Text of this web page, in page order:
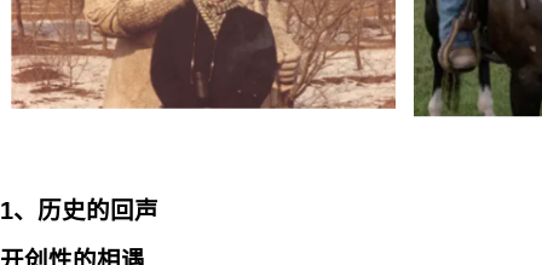
1、历史的回声